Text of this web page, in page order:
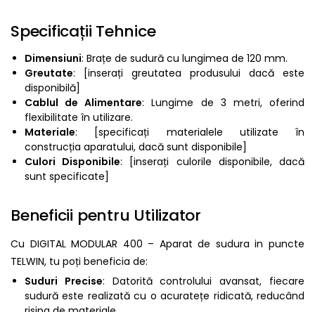
Specificații Tehnice
Dimensiuni: Brațe de sudură cu lungimea de 120 mm.
Greutate: [inserați greutatea produsului dacă este
disponibilă]
Cablul de Alimentare: Lungime de 3 metri, oferind
flexibilitate în utilizare.
Materiale: [specificați materialele utilizate în
construcția aparatului, dacă sunt disponibile]
Culori Disponibile: [inserați culorile disponibile, dacă
sunt specificate]
Beneficii pentru Utilizator
Cu DIGITAL MODULAR 400 – Aparat de sudura in puncte
TELWIN, tu poți beneficia de:
Suduri Precise: Datorită controlului avansat, fiecare
sudură este realizată cu o acuratețe ridicată, reducând